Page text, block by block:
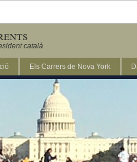
català
Els Carrers de Nova York